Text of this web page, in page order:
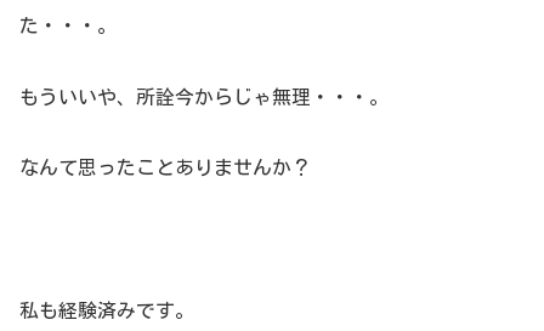
た・・・。
もういいや、所詮今からじゃ無理・・・。
なんて思ったことありませんか？
私も経験済みです。